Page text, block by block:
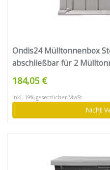
Ondis24 Mülltonnenbox
abschließbar für 2
Anthrazit)
184,05 €
inkl. 19% gesetzlicher MwSt.
Nicht